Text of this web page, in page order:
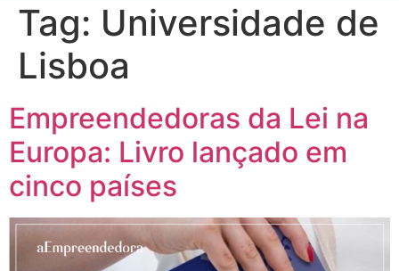
Tag: Universidade de
Lisboa
Empreendedoras da Lei na
Europa: Livro lançado em
cinco países